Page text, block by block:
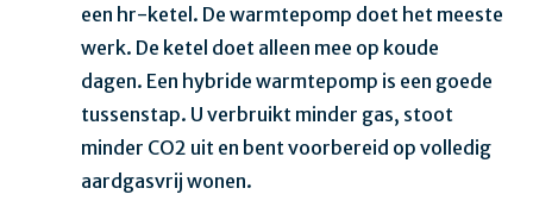
een hr-ketel. De warmtepomp doet het meeste
werk. De ketel doet alleen mee op koude
dagen. Een hybride warmtepomp is een goede
tussenstap. U verbruikt minder gas, stoot
minder CO2 uit en bent voorbereid op volledig
aardgasvrij wonen.